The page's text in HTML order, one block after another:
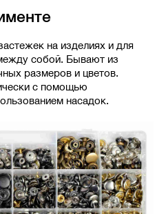
на изделиях и для
собой. Бывают из
размеров и цветов.
с помощью
насадок.